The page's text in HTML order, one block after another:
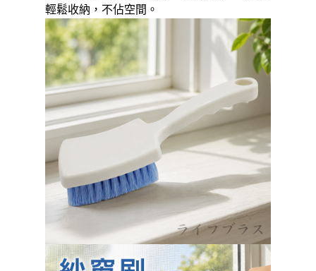
【「AFTEE先享後付」結帳流程】
１．於結帳方式選擇「AFTEE先享後付」後，將跳轉至「AFTEE先享後付」
結帳頁面，進行簡訊認證並確認金額後，即可完成結帳。
２．訂單成立數日內，您將收到繳費通知簡訊。
３．收到繳費通知簡訊後14天內，點擊此簡訊中的連結，可透過四大超商／
ATM／網路銀行／等多元方式進行付款，方視為交易完成。
※ 請注意：結帳手續完成當下不需立刻繳費，但若您需要取消訂單，請聯絡
購買商品的店家。未經商家同意取消之訂單仍視為有效，需透過AFTEE先享
後付繳納相關費用。
※ 交易是否成功請以「AFTEE先享後付 」之結帳頁面顯示為準，若有關於
是否繳費成功／繳費後需取消欲退款等相關疑問，請聯繫「AFTEE先享後付
客戶支援中心」
https://netprotections.freshdesk.com/support/home
【注意事項】
１．透過由恩沛科技股份有限公司提供之「AFTEE先享後付」服務完成之交
易，需依本服務之必要範圍內提供個人資料，並將交易相關給付款項請求債
權轉讓予恩沛科技股份有限公司。
２．關於個人資料處理事宜，請瀏覽以下網址：
https://aftee.tw/terms/#terms3
３．未成年的使用者請事先徵得法定代理人或監護人之同意方可使用
「AFTEE先享後付」，若未經同意申辦者引起之損失，本公司不負相關責
全家取貨付款三天後到
每筆NT$60，滿NT$490(含以上)免運費
全家離島取貨付款
每筆NT$100，滿NT$1,000(含以上)免運費
付款後全家取貨
每筆NT$60，滿NT$490(含以上)免運費
7-11取貨付款三天
每筆NT$60，滿NT$490(含以上)免運費
7-11離島取貨付款
每筆NT$100，滿NT$1,000(含以上)免運費
付款後7-11取貨
每筆NT$60，滿NT$490(含以上)免運費
輕鬆收納，不佔空間。